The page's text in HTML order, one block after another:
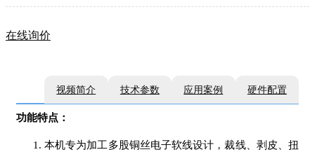
在线询价
视频简介 技术参数 应用案例 硬件配置
功能特点：
本机专为加工多股铜丝电子软线设计，裁线、剥皮、扭